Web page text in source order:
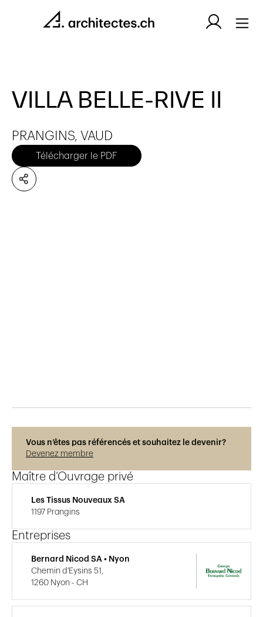
VILLA BELLE-RIVE II
PRANGINS, VAUD
Télécharger le PDF
Vous n’êtes pas référencés et souhaitez le devenir?
Devenez membre
Maître d’Ouvrage privé
Les Tissus Nouveaux SA
1197 Prangins
Entreprises
Bernard Nicod SA • Nyon
Chemin d'Eysins 51,
1260 Nyon - CH